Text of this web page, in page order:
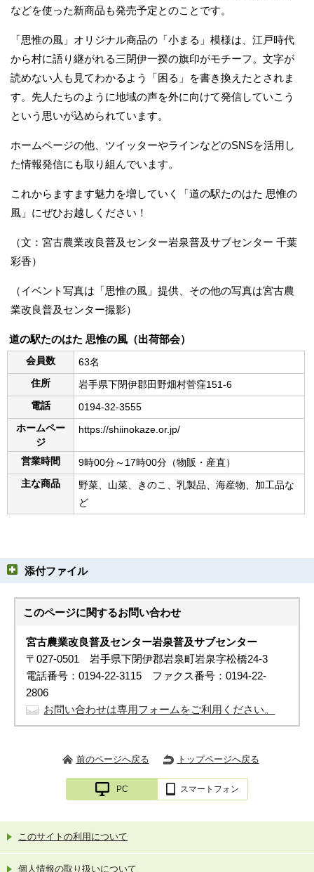
などを使った新商品も発売予定とのことです。
「思惟の風」オリジナル商品の「小まる」模様は、江戸時代
から村に語り継がれる三閉伊一揆の旗印がモチーフ。文字が
読めない人も見てわかるよう「困る」を書き換えたとされま
す。先人たちのように地域の声を外に向けて発信していこう
という思いが込められています。
ホームページの他、ツイッターやラインなどのSNSを活用し
た情報発信にも取り組んでいます。
これからますます魅力を増していく「道の駅たのはた 思惟の
風」にぜひお越しください！
（文：宮古農業改良普及センター岩泉普及サブセンター 千葉
彩香）
（イベント写真は「思惟の風」提供、その他の写真は宮古農
業改良普及センター撮影）
道の駅たのはた 思惟の風（出荷部会）
会員数
63名
住所
岩手県下閉伊郡田野畑村菅窪151-6
電話
0194-32-3555
ホームペー
ジ
https://shiinokaze.or.jp/
営業時間
9時00分～17時00分（物販・産直）
主な商品
野菜、山菜、きのこ、乳製品、海産物、加工品な
ど
添付ファイル
このページに関するお問い合わせ
宮古農業改良普及センター岩泉普及サブセンター
〒027-0501 岩手県下閉伊郡岩泉町岩泉字松橋24-3
電話番号：0194-22-3115 ファクス番号：0194-22-
2806
お問い合わせは専用フォームをご利用ください。
前のページへ戻る トップページへ戻る
PC スマートフォン
このサイトの利用について
個人情報の取り扱いについて